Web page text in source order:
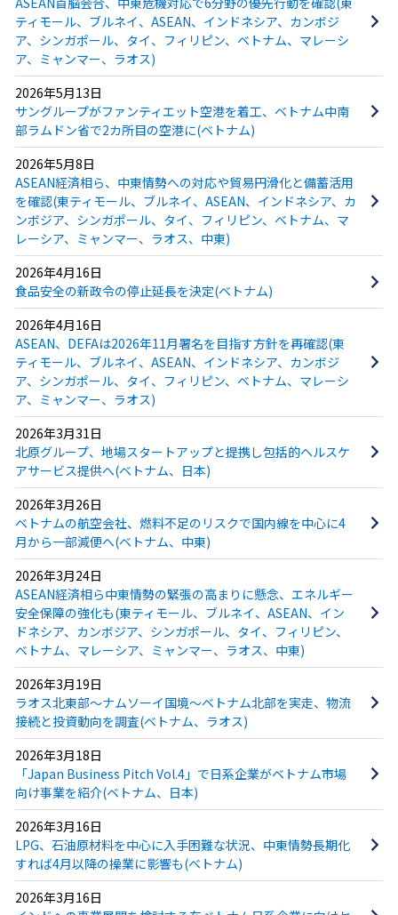
ティモール、ブルネイ、ASEAN、インドネシア、カンボジ
ア、シンガポール、タイ、フィリピン、ベトナム、マレーシ
ア、ミャンマー、ラオス)
2026年5月13日
サングループがファンティエット空港を着工、ベトナム中南
部ラムドン省で2カ所目の空港に(ベトナム)
2026年5月8日
ASEAN経済相ら、中東情勢への対応や貿易円滑化と備蓄活用
を確認(東ティモール、ブルネイ、ASEAN、インドネシア、カ
ンボジア、シンガポール、タイ、フィリピン、ベトナム、マ
レーシア、ミャンマー、ラオス、中東)
2026年4月16日
食品安全の新政令の停止延長を決定(ベトナム)
2026年4月16日
ASEAN、DEFAは2026年11月署名を目指す方針を再確認(東
ティモール、ブルネイ、ASEAN、インドネシア、カンボジ
ア、シンガポール、タイ、フィリピン、ベトナム、マレーシ
ア、ミャンマー、ラオス)
2026年3月31日
北原グループ、地場スタートアップと提携し包括的ヘルスケ
アサービス提供へ(ベトナム、日本)
2026年3月26日
ベトナムの航空会社、燃料不足のリスクで国内線を中心に4
月から一部減便へ(ベトナム、中東)
2026年3月24日
ASEAN経済相ら中東情勢の緊張の高まりに懸念、エネルギー
安全保障の強化も(東ティモール、ブルネイ、ASEAN、イン
ドネシア、カンボジア、シンガポール、タイ、フィリピン、
ベトナム、マレーシア、ミャンマー、ラオス、中東)
2026年3月19日
ラオス北東部〜ナムソーイ国境〜ベトナム北部を実走、物流
接続と投資動向を調査(ベトナム、ラオス)
2026年3月18日
「Japan Business Pitch Vol.4」で日系企業がベトナム市場
向け事業を紹介(ベトナム、日本)
2026年3月16日
LPG、石油原材料を中心に入手困難な状況、中東情勢長期化
すれば4月以降の操業に影響も(ベトナム)
2026年3月16日